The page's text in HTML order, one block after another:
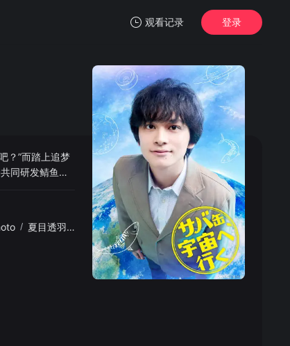
观看记录
暂无观看影片的记录
登录
？”而踏上追梦
同研发鲭鱼罐
/ 夏目透羽 川端結愛 荒川良良 / 八岛智人 / 三宅弘城